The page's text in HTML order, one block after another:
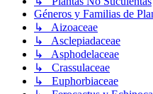
Géneros y Familias de
↳ Aizoaceae
↳ Asclepiadaceae
↳ Asphodelaceae
↳ Crassulaceae
↳ Euphorbiaceae